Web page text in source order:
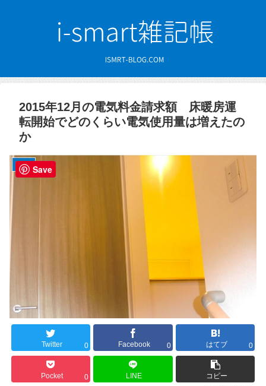
2015年12月の電気料金請求額 床暖房運
転開始でどのくらい電気使用量は増えたの
か
電気代
Twitter 0 Facebook 0 はてブ 0
Pocket 0 LINE
コピー
Save